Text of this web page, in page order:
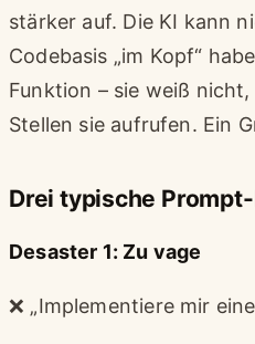
stärker auf. Die KI kann
Codebasis „im Kopf“
Funktion – sie weiß
Stellen sie aufrufen. Ein
Drei typische
Desaster 1: Zu vage
❌ „Implementiere mir